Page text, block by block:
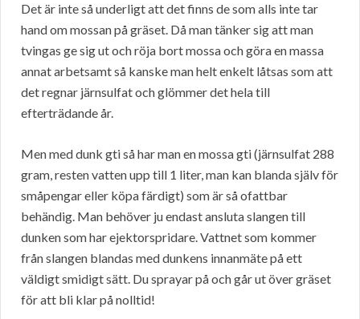
Det är inte så underligt att det finns de som alls inte tar
hand om mossan på gräset. Då man tänker sig att man
tvingas ge sig ut och röja bort mossa och göra en massa
annat arbetsamt så kanske man helt enkelt låtsas som att
det regnar järnsulfat och glömmer det hela till
efterträdande år.
Men med dunk gti så har man en mossa gti (järnsulfat 288
gram, resten vatten upp till 1 liter, man kan blanda själv för
småpengar eller köpa färdigt) som är så ofattbar
behändig. Man behöver ju endast ansluta slangen till
dunken som har ejektorspridare. Vattnet som kommer
från slangen blandas med dunkens innanmäte på ett
väldigt smidigt sätt. Du sprayar på och går ut över gräset
för att bli klar på nolltid!